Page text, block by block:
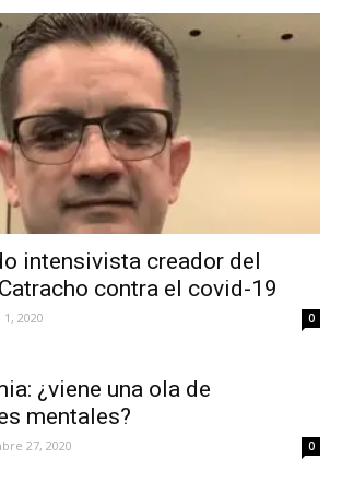
intensivista creador del
contra el covid-19
2020 0
¿viene una ola de
mentales?
27, 2020 0